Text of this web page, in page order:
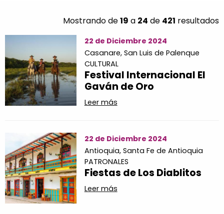
Mostrando de19 a 24 de 421 resultados
22 de Diciembre 2024
Casanare, San Luis de Palenque
CULTURAL
Festival Internacional El
Gaván de Oro
Leer más
22 de Diciembre 2024
Antioquia, Santa Fe de Antioquia
PATRONALES
Fiestas de Los Diablitos
Leer más